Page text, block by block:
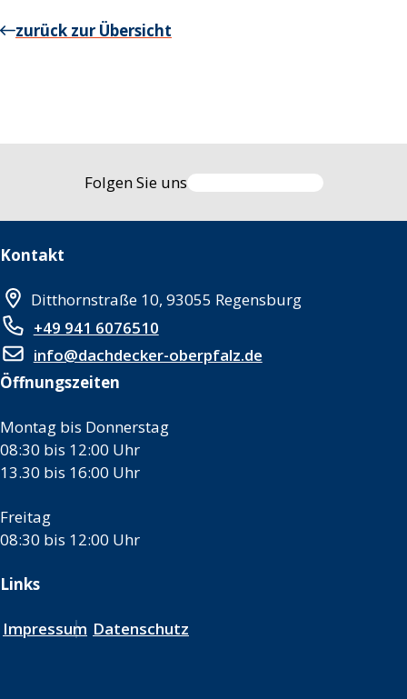
zurück zur Übersicht
Folgen Sie uns
Kontakt
Ditthornstraße 10, 93055 Regensburg
+49 941 6076510
info@dachdecker-oberpfalz.de
Öffnungszeiten
Montag bis Donnerstag
08:30 bis 12:00 Uhr
13.30 bis 16:00 Uhr
Freitag
08:30 bis 12:00 Uhr
Links
Impressum Datenschutz